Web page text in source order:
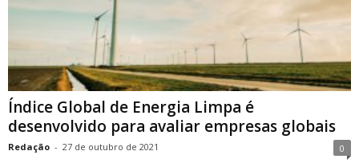
Índice Global de Energia Limpa é
desenvolvido para avaliar empresas globais
Redação - 27 de outubro de 2021 0